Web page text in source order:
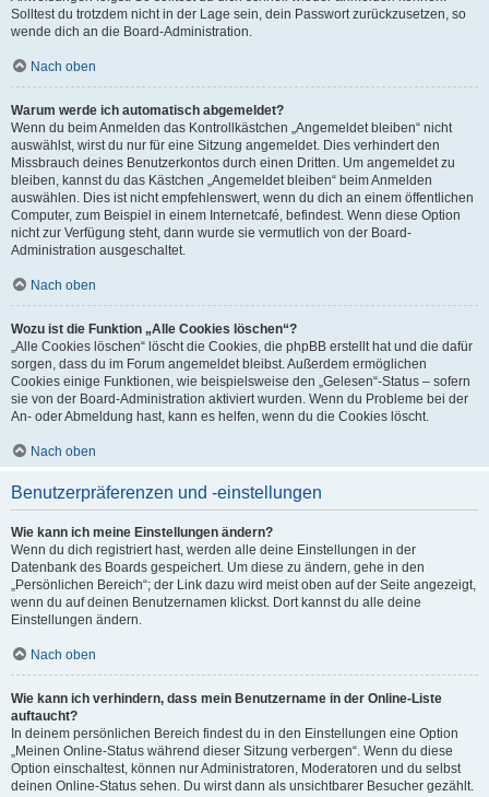
Solltest du trotzdem nicht in der Lage sein, dein Passwort zurückzusetzen, so
wende dich an die Board-Administration.
Nach oben
Warum werde ich automatisch abgemeldet?
Wenn du beim Anmelden das Kontrollkästchen „Angemeldet bleiben“ nicht
auswählst, wirst du nur für eine Sitzung angemeldet. Dies verhindert den
Missbrauch deines Benutzerkontos durch einen Dritten. Um angemeldet zu
bleiben, kannst du das Kästchen „Angemeldet bleiben“ beim Anmelden
auswählen. Dies ist nicht empfehlenswert, wenn du dich an einem öffentlichen
Computer, zum Beispiel in einem Internetcafé, befindest. Wenn diese Option
nicht zur Verfügung steht, dann wurde sie vermutlich von der Board-
Administration ausgeschaltet.
Nach oben
Wozu ist die Funktion „Alle Cookies löschen“?
„Alle Cookies löschen“ löscht die Cookies, die phpBB erstellt hat und die dafür
sorgen, dass du im Forum angemeldet bleibst. Außerdem ermöglichen
Cookies einige Funktionen, wie beispielsweise den „Gelesen“-Status – sofern
sie von der Board-Administration aktiviert wurden. Wenn du Probleme bei der
An- oder Abmeldung hast, kann es helfen, wenn du die Cookies löscht.
Nach oben
Benutzerpräferenzen und -einstellungen
Wie kann ich meine Einstellungen ändern?
Wenn du dich registriert hast, werden alle deine Einstellungen in der
Datenbank des Boards gespeichert. Um diese zu ändern, gehe in den
„Persönlichen Bereich“; der Link dazu wird meist oben auf der Seite angezeigt,
wenn du auf deinen Benutzernamen klickst. Dort kannst du alle deine
Einstellungen ändern.
Nach oben
Wie kann ich verhindern, dass mein Benutzername in der Online-Liste
auftaucht?
In deinem persönlichen Bereich findest du in den Einstellungen eine Option
„Meinen Online-Status während dieser Sitzung verbergen“. Wenn du diese
Option einschaltest, können nur Administratoren, Moderatoren und du selbst
deinen Online-Status sehen. Du wirst dann als unsichtbarer Besucher gezählt.